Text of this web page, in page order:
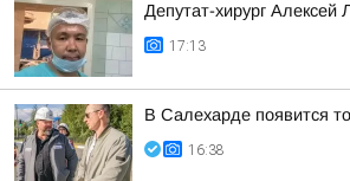
Депутат-хирург
17:13
В Салехарде появится
16:38